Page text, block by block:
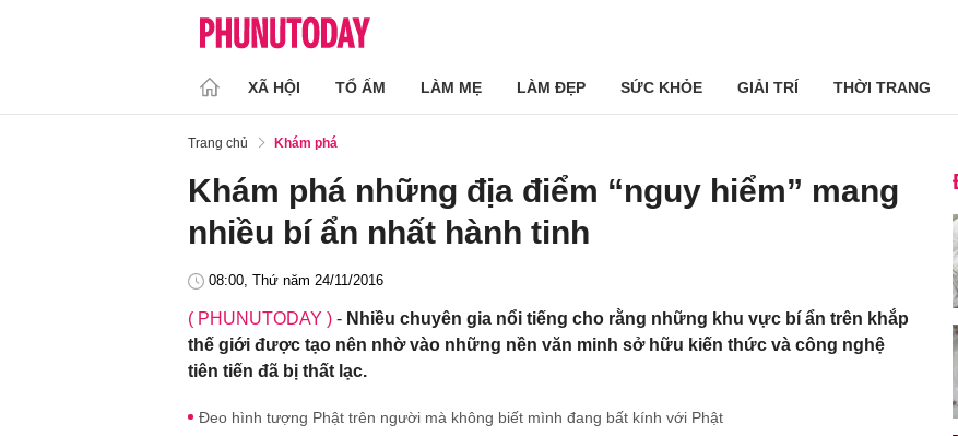
XÃ HỘI TỔ ẤM LÀM MẸ LÀM ĐẸP SỨC KHỎE GIẢI TRÍ THỜI TRANG
Trang chủ Khám phá
Khám phá những địa điểm “nguy hiểm” mang
nhiều bí ẩn nhất hành tinh
08:00, Thứ năm 24/11/2016
( PHUNUTODAY ) - Nhiều chuyên gia nổi tiếng cho rằng những khu vực bí ẩn trên khắp
thế giới được tạo nên nhờ vào những nền văn minh sở hữu kiến thức và công nghệ
tiên tiến đã bị thất lạc.
Đeo hình tượng Phật trên người mà không biết mình đang bất kính với Phật